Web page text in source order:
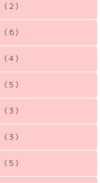
2）
6）
4）
5）
3）
3）
5）